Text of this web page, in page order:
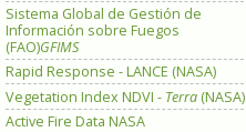
Sistema Global de Gestión de
Información sobre Fuegos
(FAO)GFIMS
Rapid Response - LANCE (NASA)
Vegetation Index NDVI - Terra (NASA)
Active Fire Data NASA